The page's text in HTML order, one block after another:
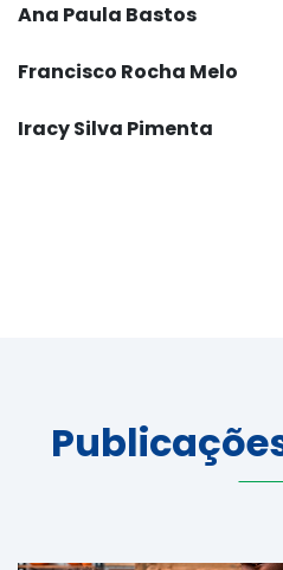
Ana Paula Bastos
Francisco Rocha Melo
Iracy Silva Pimenta